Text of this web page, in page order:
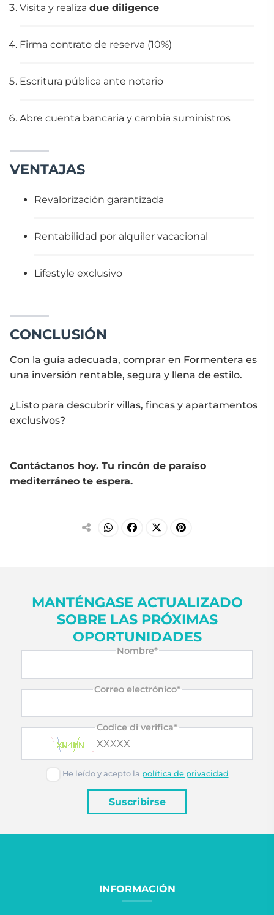
Visita y realiza due diligence
Firma contrato de reserva (10%)
Escritura pública ante notario
Abre cuenta bancaria y cambia suministros
VENTAJAS
Revalorización garantizada
Rentabilidad por alquiler vacacional
Lifestyle exclusivo
CONCLUSIÓN
Con la guía adecuada, comprar en Formentera es
una inversión rentable, segura y llena de estilo.
¿Listo para descubrir villas, fincas y apartamentos
exclusivos?
Contáctanos hoy. Tu rincón de paraíso
mediterráneo te espera.
MANTÉNGASE ACTUALIZADO
SOBRE LAS PRÓXIMAS
OPORTUNIDADES
Nombre*
Correo electrónico*
Codice di verifica*
He leído y acepto la política de privacidad
Suscribirse
INFORMACIÓN